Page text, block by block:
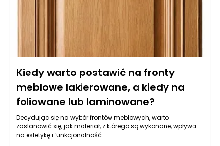
Kiedy warto postawić na fronty
meblowe lakierowane, a kiedy na
foliowane lub laminowane?
Decydując się na wybór frontów meblowych, warto
zastanowić się, jak materiał, z którego są wykonane, wpływa
na estetykę i funkcjonalność